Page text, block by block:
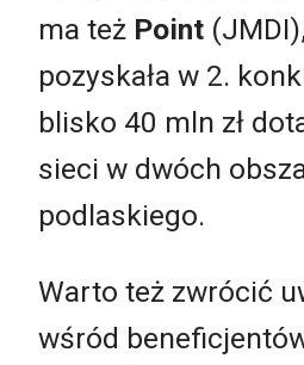
ma też Point
pozyskała w 2.
blisko 40 mln zł
sieci w dwóch
podlaskiego.
Warto też zwrócić
wśród